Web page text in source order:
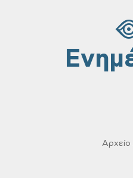
Αρχείο